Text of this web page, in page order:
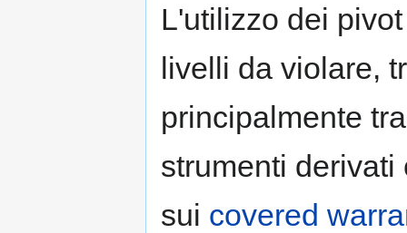
L'utilizzo dei
livelli da violare,
principalmente
strumenti
sui covered